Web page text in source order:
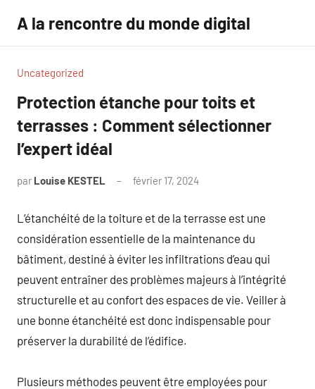
contenu
A la rencontre du monde digital
Uncategorized
Protection étanche pour toits et
terrasses : Comment sélectionner
l’expert idéal
par Louise KESTEL février 17, 2024
L’étanchéité de la toiture et de la terrasse est une
considération essentielle de la maintenance du
bâtiment, destiné à éviter les infiltrations d’eau qui
peuvent entraîner des problèmes majeurs à l’intégrité
structurelle et au confort des espaces de vie. Veiller à
une bonne étanchéité est donc indispensable pour
préserver la durabilité de l’édifice.
Plusieurs méthodes peuvent être employées pour